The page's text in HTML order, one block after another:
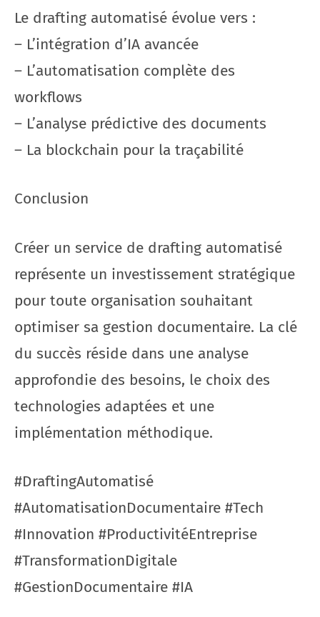
Le drafting automatisé évolue vers :
– L’intégration d’IA avancée
– L’automatisation complète des
workflows
– L’analyse prédictive des documents
– La blockchain pour la traçabilité
Conclusion
Créer un service de drafting automatisé
représente un investissement stratégique
pour toute organisation souhaitant
optimiser sa gestion documentaire. La clé
du succès réside dans une analyse
approfondie des besoins, le choix des
technologies adaptées et une
implémentation méthodique.
#DraftingAutomatisé
#AutomatisationDocumentaire #Tech
#Innovation #ProductivitéEntreprise
#TransformationDigitale
#GestionDocumentaire #IA